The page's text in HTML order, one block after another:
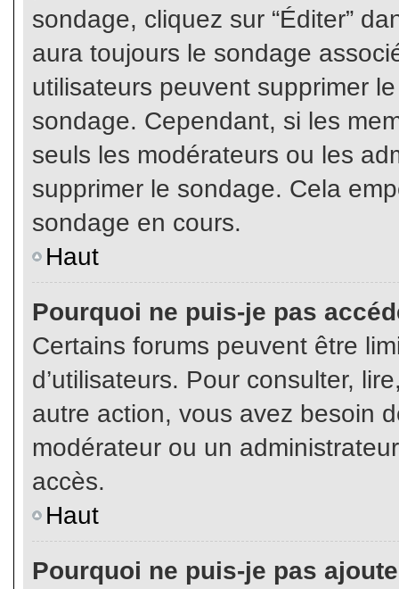
sondage, cliquez sur “Éditer”
aura toujours le sondage
utilisateurs peuvent supprimer
sondage. Cependant, si les
seuls les modérateurs ou les
supprimer le sondage. Cela
sondage en cours.
Haut
Pourquoi ne puis-je pas
Certains forums peuvent être
d’utilisateurs. Pour consulter,
autre action, vous avez besoin
modérateur ou un
accès.
Haut
Pourquoi ne puis-je pas